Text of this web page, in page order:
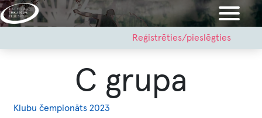
Pārlekt
uz
menu
Reģistrēties/pieslēgties
C grupa
Klubu čempionāts 2023